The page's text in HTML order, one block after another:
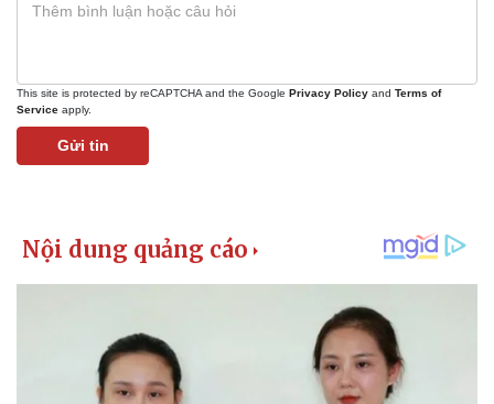
This site is protected by reCAPTCHA and the Google Privacy Policy and Terms of
Service apply.
Gửi tin